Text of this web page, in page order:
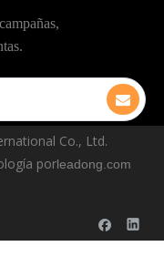
Co., Ltd.
porleadong.com